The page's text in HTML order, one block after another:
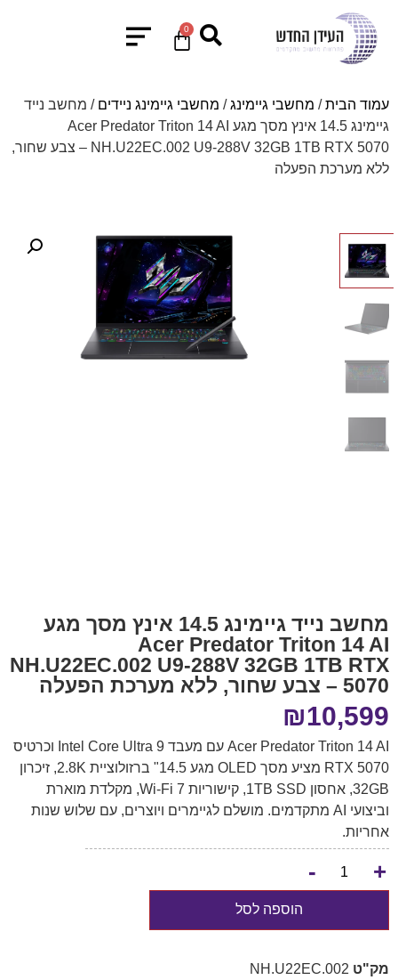
0
עמוד הבית/ מחשבי גיימינג/ מחשבי גיימינג ניידים / מחשב נייד
גיימינג 14.5 אינץ מסך מגע Acer Predator Triton 14 AI
NH.U22EC.002 U9-288V 32GB 1TB RTX 5070 – צבע שחור,
ללא מערכת הפעלה
מחשב נייד גיימינג 14.5 אינץ מסך מגע
Acer Predator Triton 14 AI
NH.U22EC.002 U9-288V 32GB 1TB RTX
5070 – צבע שחור, ללא מערכת הפעלה
₪10,599
Acer Predator Triton 14 AI עם מעבד Intel Core Ultra 9 וכרטיס
RTX 5070 מציע מסך OLED מגע 14.5" ברזולוציית 2.8K, זיכרון
32GB, אחסון 1TB SSD, קישוריות Wi-Fi 7, מקלדת מוארת
וביצועי AI מתקדמים. מושלם לגיימרים ויוצרים, עם שלוש שנות
אחריות.
+
-
הוספה לסל
מק"ט NH.U22EC.002